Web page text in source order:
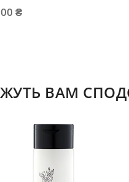
₴
ВАМ